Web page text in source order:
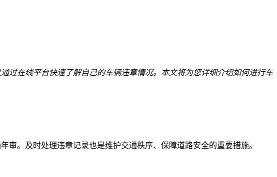
过在线平台快速了解自己的车辆违章情况。本文将为您详细介绍如何进行车
。及时处理违章记录也是维护交通秩序、保障道路安全的重要措施。